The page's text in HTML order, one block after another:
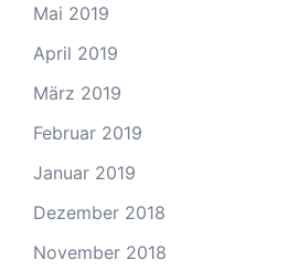
Mai 2019
April 2019
März 2019
Februar 2019
Januar 2019
Dezember 2018
November 2018